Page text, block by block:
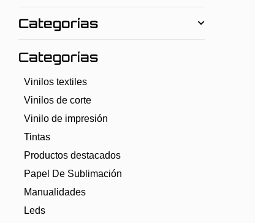
Categorías
Categorías
Vinilos textiles
Vinilos de corte
Vinilo de impresión
Tintas
Productos destacados
Papel De Sublimación
Manualidades
Leds